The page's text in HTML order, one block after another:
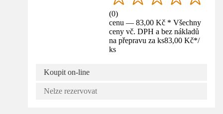
(0)
cenu — 83,00 Kč * Všechny
ceny vč. DPH a bez nákladů
na přepravu za ks83,00 Kč*/
ks
Koupit on-line
Nelze rezervovat